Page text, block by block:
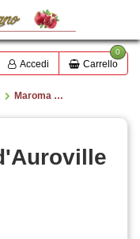
Accedi
0
Carrello
Maroma Encens d'Auroville - Opium Flower